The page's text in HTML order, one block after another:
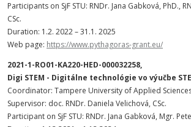
Participants on SjF STU: RNDr. Jana Gabková, PhD.,
CSc.
Duration: 1.2. 2022 – 31.1. 2025
Web page: https://www.pythagoras-grant.eu/
2021-1-RO01-KA220-HED-000032258,
Digi STEM - Digitálne technológie vo výučbe
Coordinator: Tampere University of Applied
Supervisor: doc. RNDr. Daniela Velichová, CSc.
Participant on SjF STU: RNDr. Jana Gabková, Mgr.